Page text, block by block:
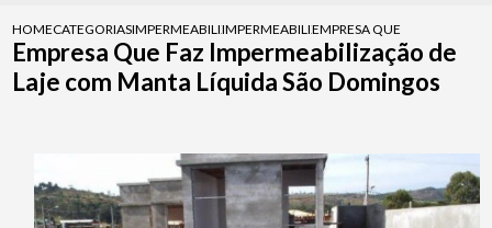
HOMECATEGORIASIMPERMEABILIZACAO DE LAJES
IMPERMEABILIZACAO DA LAJE
EMPRESA QUE FAZ
Empresa Que Faz Impermeabilização de
Laje com Manta Líquida São Domingos